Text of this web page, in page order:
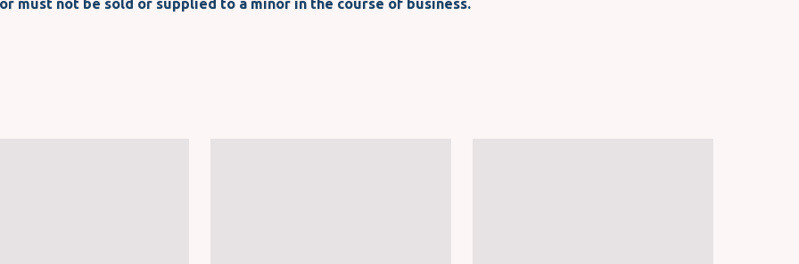
must not be sold or supplied to a minor in the course of business.